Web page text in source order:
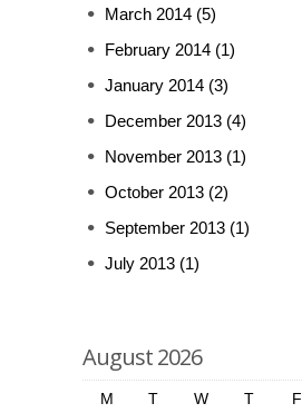
March 2014 (5)
February 2014 (1)
January 2014 (3)
December 2013 (4)
November 2013 (1)
October 2013 (2)
September 2013 (1)
July 2013 (1)
August 2026
M T W T F